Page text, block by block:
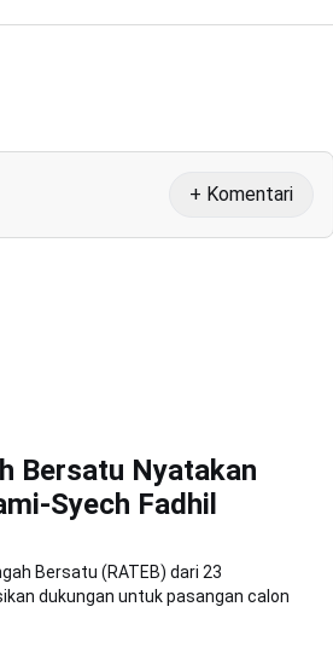
+ Komentari
Bersatu Nyatakan
Syech Fadhil
Bersatu (RATEB) dari 23
dukungan untuk pasangan calon